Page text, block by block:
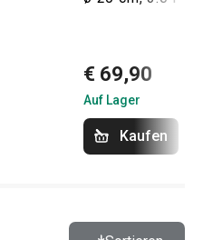
€ 69,90
Auf Lager
Kaufen